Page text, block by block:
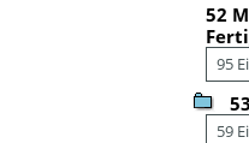
52
95
59